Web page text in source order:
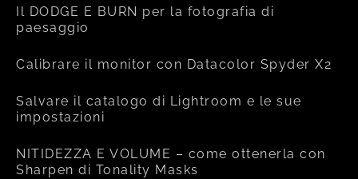
Il DODGE E BURN per la fotografia di
paesaggio
Calibrare il monitor con Datacolor Spyder X2
Salvare il catalogo di Lightroom e le sue
impostazioni
NITIDEZZA E VOLUME – come ottenerla con
Sharpen di Tonality Masks